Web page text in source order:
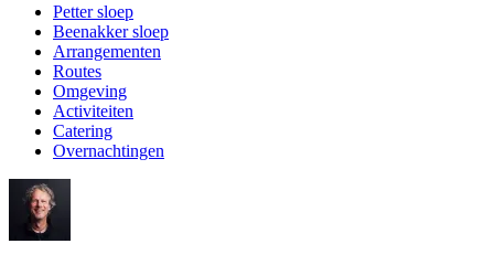
Petter sloep
Beenakker sloep
Arrangementen
Routes
Omgeving
Activiteiten
Catering
Overnachtingen